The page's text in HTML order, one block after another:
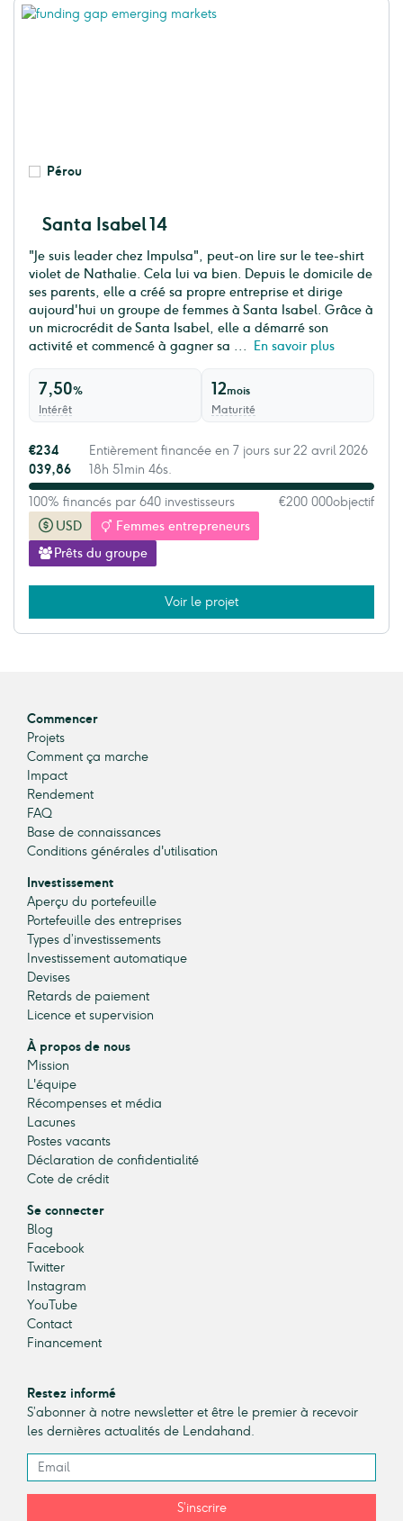
Pérou
Santa Isabel 14
"Je suis leader chez Impulsa", peut-on lire sur le tee-shirt
violet de Nathalie. Cela lui va bien. Depuis le domicile de
ses parents, elle a créé sa propre entreprise et dirige
aujourd'hui un groupe de femmes à Santa Isabel. Grâce à
un microcrédit de Santa Isabel, elle a démarré son
activité et commencé à gagner sa ...
En savoir plus
7,50%
Intérêt
12mois
Maturité
USD
Femmes entrepreneurs
Prêts du groupe
€234
039,86
Entièrement financée en 7 jours sur 22 avril 2026
18h 51min 46s.
100% financés par 640 investisseurs €200 000objectif
Voir le projet
Commencer
Projets
Comment ça marche
Impact
Rendement
FAQ
Base de connaissances
Conditions générales d'utilisation
Investissement
Aperçu du portefeuille
Portefeuille des entreprises
Types d’investissements
Investissement automatique
Devises
Retards de paiement
Licence et supervision
À propos de nous
Mission
L'équipe
Récompenses et média
Lacunes
Postes vacants
Déclaration de confidentialité
Cote de crédit
Se connecter
Blog
Facebook
Twitter
Instagram
YouTube
Contact
Financement
Restez informé
S’abonner à notre newsletter et être le premier à recevoir
les dernières actualités de Lendahand.
S’inscrire